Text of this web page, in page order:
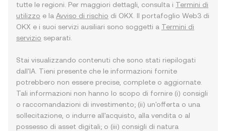
tutte le regioni. Per maggiori dettagli, consulta i Termini di
utilizzo e la Avviso di rischio di OKX. Il portafoglio Web3 di
OKX e i suoi servizi ausiliari sono soggetti a Termini di
servizio separati.
Stai visualizzando contenuti che sono stati riepilogati
dall'IA. Tieni presente che le informazioni fornite
potrebbero non essere precise, complete o aggiornate.
Tali informazioni non hanno lo scopo di fornire (i) consigli
o raccomandazioni di investimento; (ii) un'offerta o una
sollecitazione, o indurre all'acquisto, alla vendita o al
possesso di asset digitali; o (iii) consigli di natura